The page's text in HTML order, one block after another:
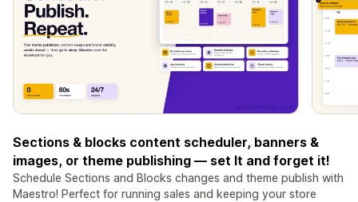
Sections & blocks content scheduler, banners &
images, or theme publishing — set It and forget it!
Schedule Sections and Blocks changes and theme publish with
Maestro! Perfect for running sales and keeping your store